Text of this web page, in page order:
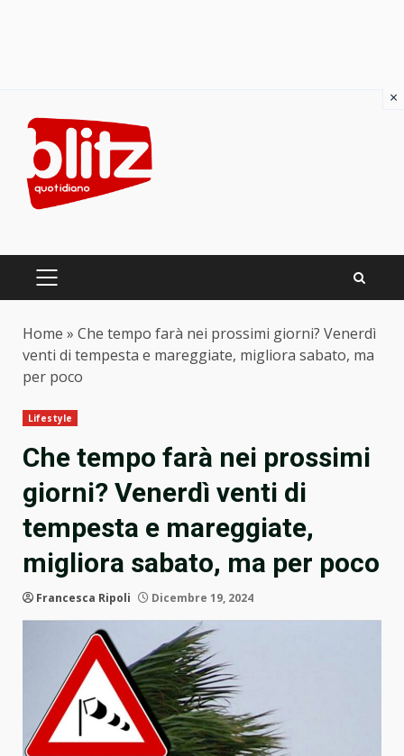
content
PRIMARY
Home » Che tempo farà nei prossimi giorni? Venerdì
venti di tempesta e mareggiate, migliora sabato, ma
per poco
Lifestyle
Che tempo farà nei prossimi
giorni? Venerdì venti di
tempesta e mareggiate,
migliora sabato, ma per poco
Francesca Ripoli Dicembre 19, 2024
×